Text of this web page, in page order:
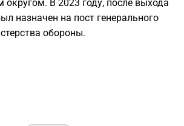
В 2023 году, после выхода
назначен на пост генерального
обороны.